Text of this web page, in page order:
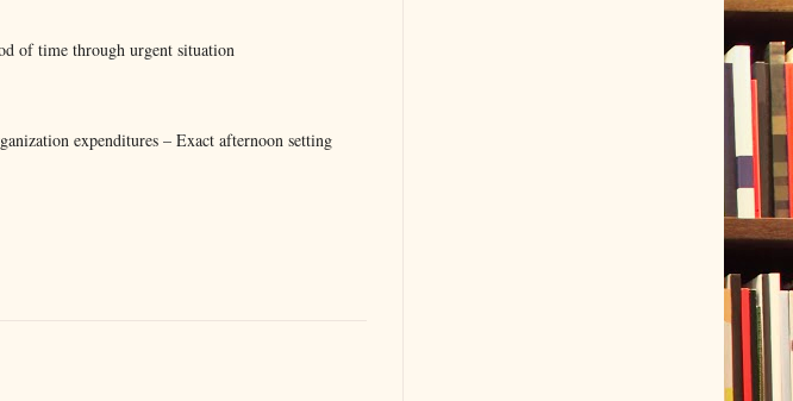
of time through urgent situation
expenditures – Exact afternoon setting